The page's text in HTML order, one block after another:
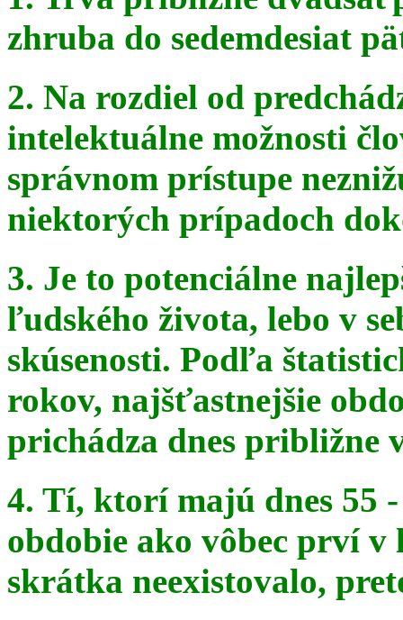
zhruba do sedemdesiat
2. Na rozdiel od
intelektuálne možnosti
správnom prístupe
niektorých prípadoch
3. Je to potenciálne
ľudského života, lebo v
skúsenosti. Podľa
rokov, najšťastnejšie
prichádza dnes približne
4. Tí, ktorí majú dnes 55
obdobie ako vôbec prví
skrátka neexistovalo,